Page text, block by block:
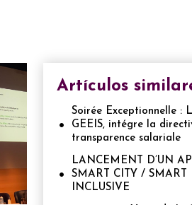
Artículos
Soirée Exceptionnelle :
GEEIS, intégre la
transparence salariale
LANCEMENT D’UN
SMART CITY /
INCLUSIVE